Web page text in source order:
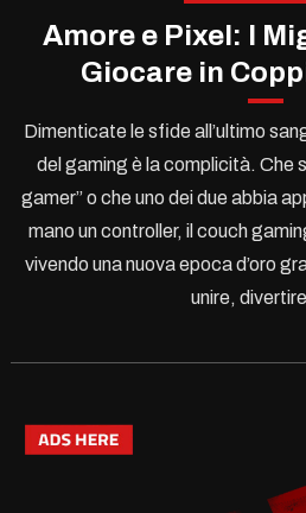
Amore e Pixel: I
Giocare in
Dimenticate le sfide all’ultimo
del gaming è la complicità. Che
gamer” o che uno dei due abbia
mano un controller, il couch
vivendo una nuova epoca d’oro
unire,